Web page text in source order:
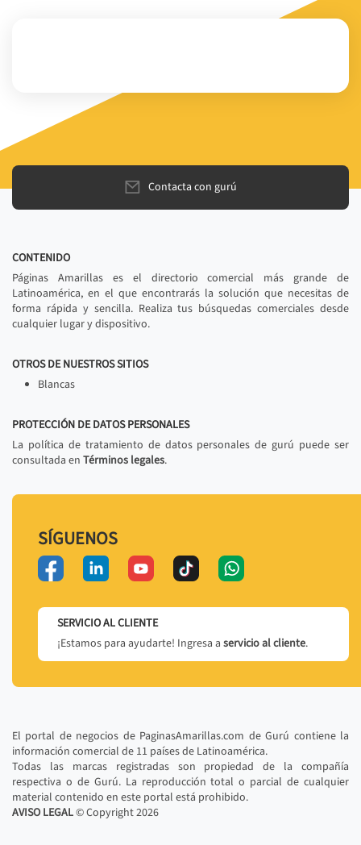
Contacta con gurú
CONTENIDO
Páginas Amarillas es el directorio comercial más grande de
Latinoamérica, en el que encontrarás la solución que necesitas de
forma rápida y sencilla. Realiza tus búsquedas comerciales desde
cualquier lugar y dispositivo.
OTROS DE NUESTROS SITIOS
Blancas
PROTECCIÓN DE DATOS PERSONALES
La política de tratamiento de datos personales de gurú puede ser
consultada en Términos legales.
SÍGUENOS
SERVICIO AL CLIENTE
¡Estamos para ayudarte! Ingresa a servicio al cliente.
El portal de negocios de PaginasAmarillas.com de Gurú contiene la
información comercial de 11 países de Latinoamérica.
Todas las marcas registradas son propiedad de la compañía
respectiva o de Gurú. La reproducción total o parcial de cualquier
material contenido en este portal está prohibido.
AVISO LEGAL© Copyright2026